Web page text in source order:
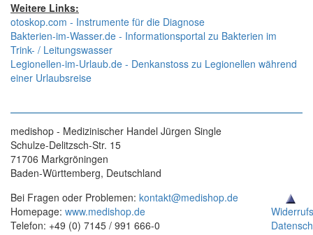
Weitere Links:
otoskop.com - Instrumente für die Diagnose
Bakterien-im-Wasser.de - Informationsportal zu Bakterien im
Trink- / Leitungswasser
Legionellen-im-Urlaub.de - Denkanstoss zu Legionellen während
einer Urlaubsreise
medishop - Medizinischer Handel Jürgen Single
Schulze-Delitzsch-Str. 15
71706 Markgröningen
Baden-Württemberg, Deutschland
Bei Fragen oder Problemen: kontakt@medishop.de
Homepage: www.medishop.de
Telefon: +49 (0) 7145 / 991 666-0